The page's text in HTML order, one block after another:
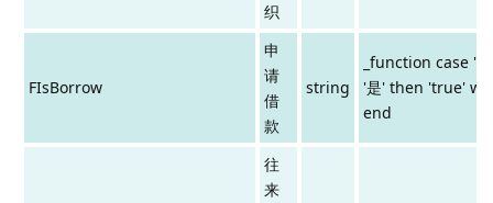
织
FIsBorrow
申
请
借
款
string
_function case
'是' then 'true'
end
往
来